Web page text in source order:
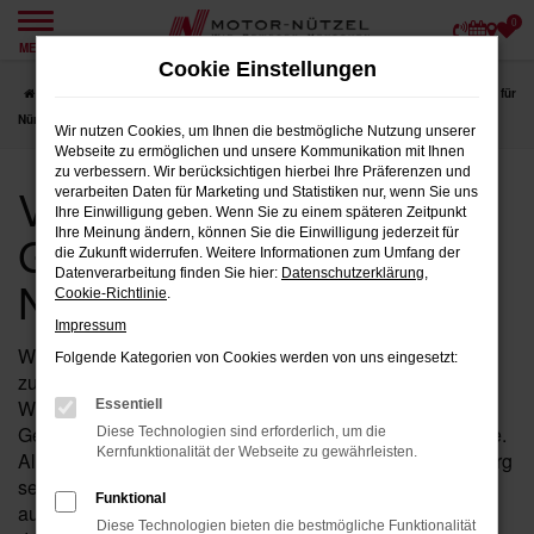
Zum
springen
MENÜ
0
VW Passat Gebrauchtwagen für
Nürnberg
VW Passat
Gebrauchtwagen für
Nürnberg
Wenn Sie in der Nähe von Nürnberg nach einem
zuverlässigen Fahrzeug suchen, das Ihnen Qualität und
Wertigkeit bietet, dann ist ein Passat von VW als
Gebrauchtwagen bei Motor-Nützel die ideale Wahl für Sie.
Als Ihr erfahrenes VW Autohaus in der Nähe von Nürnberg
seit über 90 Jahren, bieten wir Ihnen eine sorgfältig
ausgewählte Palette an Passat Gebrauchtwagen, die
Cookie Einstellungen
Wir nutzen Cookies, um Ihnen die bestmögliche Nutzung unserer
Webseite zu ermöglichen und unsere Kommunikation mit Ihnen
zu verbessern. Wir berücksichtigen hierbei Ihre Präferenzen und
verarbeiten Daten für Marketing und Statistiken nur, wenn Sie uns
Ihre Einwilligung geben. Wenn Sie zu einem späteren Zeitpunkt
Ihre Meinung ändern, können Sie die Einwilligung jederzeit für
die Zukunft widerrufen. Weitere Informationen zum Umfang der
Datenverarbeitung finden Sie hier: Datenschutzerklärung,
Cookie-Richtlinie.
Impressum
Folgende Kategorien von Cookies werden von uns eingesetzt:
Essentiell
Diese Technologien sind erforderlich, um die
Kernfunktionalität der Webseite zu gewährleisten.
Funktional
Diese Technologien bieten die bestmögliche Funktionalität